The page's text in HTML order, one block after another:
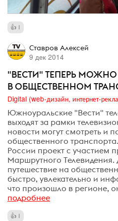
1
Ставров Алексей
9 дек 2014
"ВЕСТИ" ТЕПЕРЬ МОЖНО
В ОБЩЕСТВЕННОМ
Южноуральские "Вести"
выходят за рамки
новости могут смотреть и
общественного
России проект с участием
Маршрутного
путешествие на
быстро, увлекательно и
что произошло в регионе,
подробнее
1